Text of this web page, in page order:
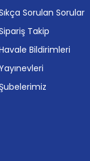
Sorulan Sorular
Takip
Bildirimleri
Şubelerimiz